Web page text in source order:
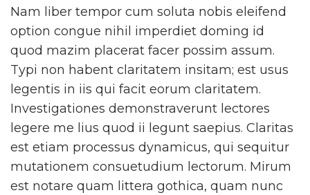
Nam liber tempor cum soluta nobis eleifend
option congue nihil imperdiet doming id
quod mazim placerat facer possim assum.
Typi non habent claritatem insitam; est usus
legentis in iis qui facit eorum claritatem.
Investigationes demonstraverunt lectores
legere me lius quod ii legunt saepius. Claritas
est etiam processus dynamicus, qui sequitur
mutationem consuetudium lectorum. Mirum
est notare quam littera gothica, quam nunc